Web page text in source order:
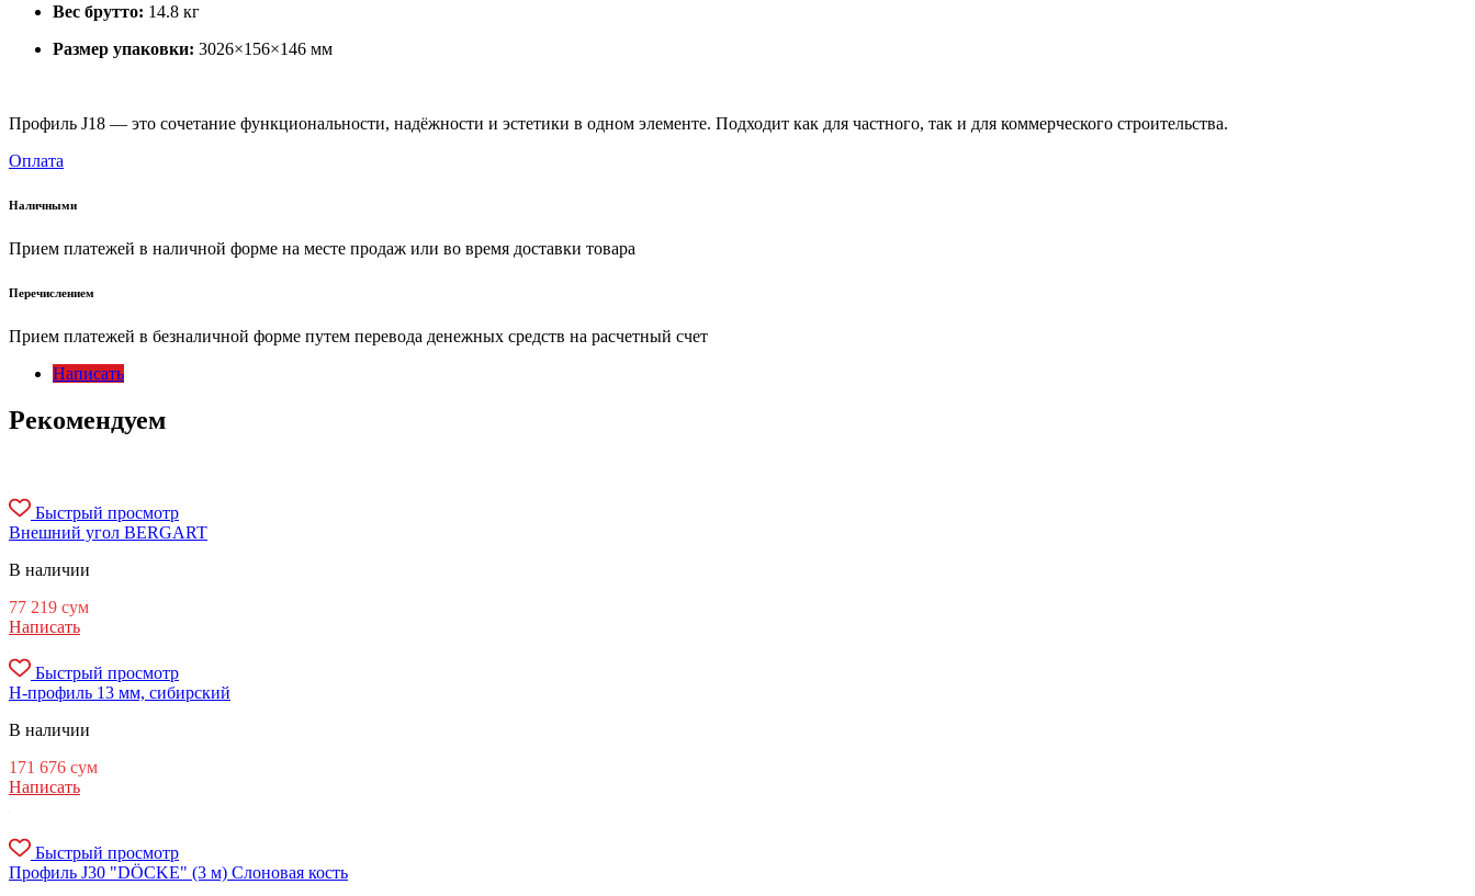
Вес брутто: 14.8 кг
Размер упаковки: 3026×156×146 мм
Профиль J18 — это сочетание функциональности, надёжности и эстетики в одном элементе. Подходит как для частного, так и для коммерческого строительства.
Оплата
Наличными
Прием платежей в наличной форме на месте продаж или во время доставки товара
Перечислением
Прием платежей в безналичной форме путем перевода денежных средств на расчетный счет
Написать
Рекомендуем
Быстрый просмотр
Внешний угол BERGART
В наличии
77 219 сум
Написать
Быстрый просмотр
H-профиль 13 мм, сибирский
В наличии
171 676 сум
Написать
Быстрый просмотр
Профиль J30 "DÖCKE" (3 м) Слоновая кость